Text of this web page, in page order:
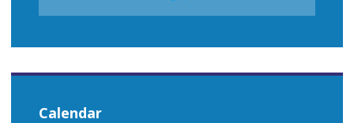
Calendar